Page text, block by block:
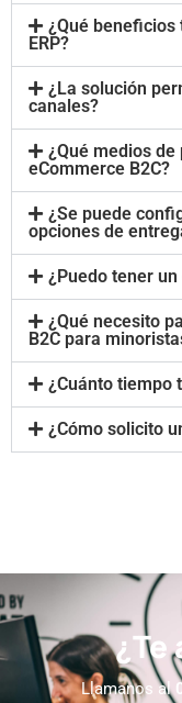
¿Qué
ERP?
¿La solución
canales?
¿Qué medios
eCommerce B2C?
¿Se puede
opciones de
¿Puedo tener
¿Qué necesito
B2C para
¿Cuánto tiempo
¿Cómo solicito
¿Te
Llamanos al